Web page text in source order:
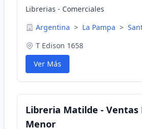
Librerias - Comerciales
Argentina > La Pampa >
T Edison 1658
Ver Más
Libreria Matilde - Ventas
Menor